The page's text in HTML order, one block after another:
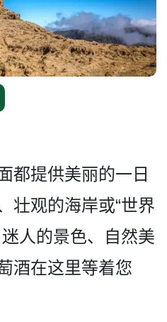
都提供美­丽的一日
壮观的海岸或“世界
人的景色、自然美
酒在这里等着您